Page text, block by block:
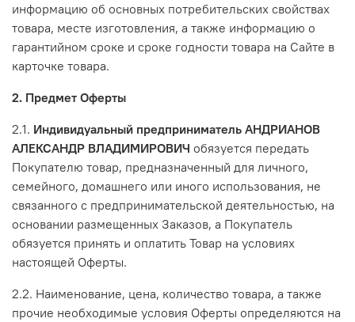
информацию об основных потребительских свойствах
товара, месте изготовления, а также информацию о
гарантийном сроке и сроке годности товара на Сайте в
карточке товара.
2. Предмет Оферты
2.1. Индивидуальный предприниматель АНДРИАНОВ
АЛЕКСАНДР ВЛАДИМИРОВИЧ обязуется передать
Покупателю товар, предназначенный для личного,
семейного, домашнего или иного использования, не
связанного с предпринимательской деятельностью, на
основании размещенных Заказов, а Покупатель
обязуется принять и оплатить Товар на условиях
настоящей Оферты.
2.2. Наименование, цена, количество товара, а также
прочие необходимые условия Оферты определяются на